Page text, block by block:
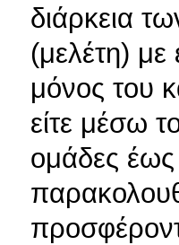
διάρκεια
(μελέτη) με
μόνος του
είτε μέσω
ομάδες